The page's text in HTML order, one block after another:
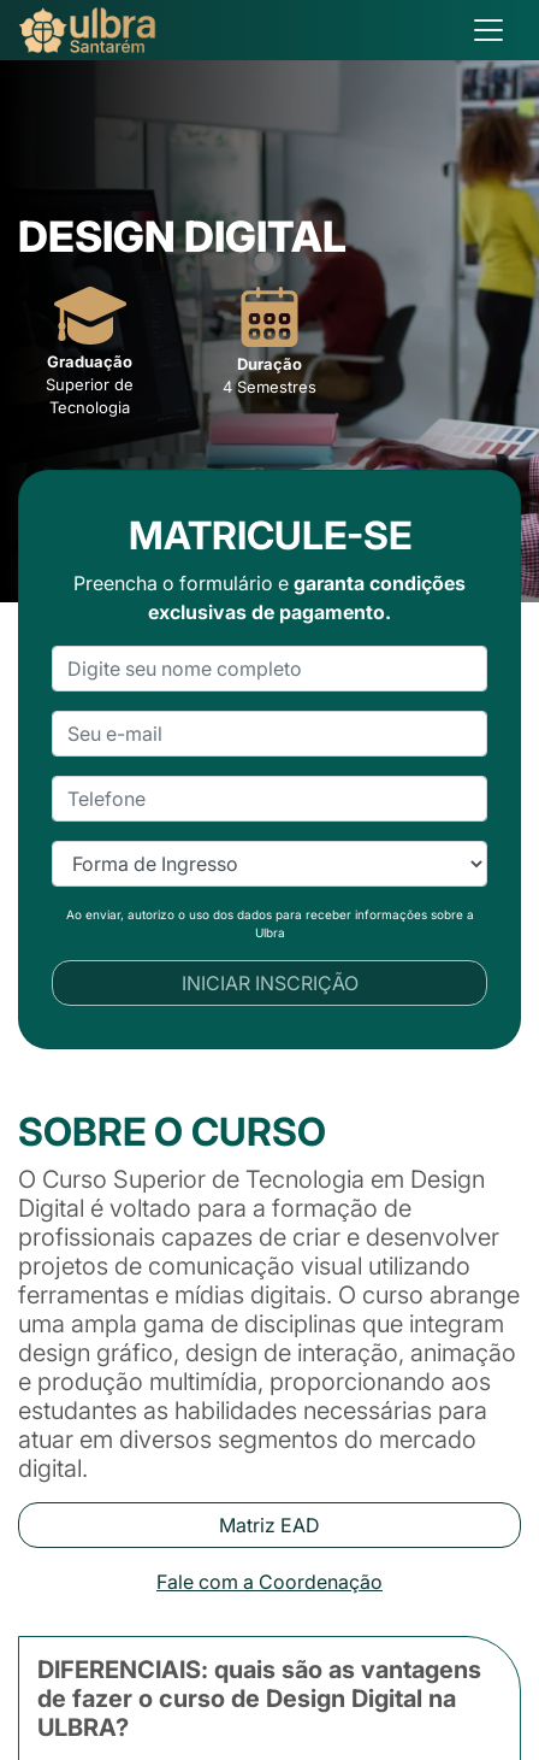
DESIGN DIGITAL
Graduação
Superior de
Tecnologia
Duração
4 Semestres
MATRICULE-SE
Preencha o formulário e garanta condições
exclusivas de pagamento.
Ao enviar, autorizo o uso dos dados para receber informações sobre a
Ulbra
INICIAR INSCRIÇÃO
SOBRE O CURSO
O Curso Superior de Tecnologia em Design
Digital é voltado para a formação de
profissionais capazes de criar e desenvolver
projetos de comunicação visual utilizando
ferramentas e mídias digitais. O curso abrange
uma ampla gama de disciplinas que integram
design gráfico, design de interação, animação
e produção multimídia, proporcionando aos
estudantes as habilidades necessárias para
atuar em diversos segmentos do mercado
digital.
Matriz EAD
Fale com a Coordenação
DIFERENCIAIS: quais são as vantagens
de fazer o curso de Design Digital na
ULBRA?